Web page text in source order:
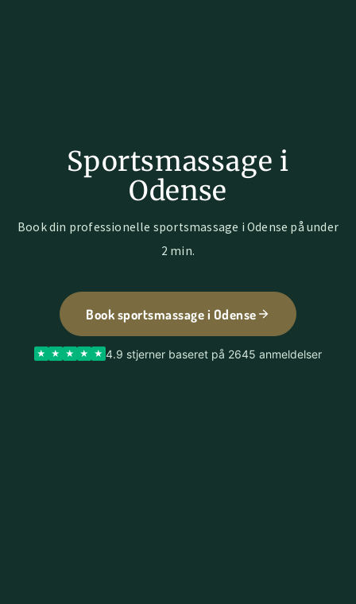
Sportsmassage i
Odense
Book din professionelle sportsmassage i Odense på under
2 min.
Book sportsmassage i Odense
4.9 stjerner baseret på 2645 anmeldelser